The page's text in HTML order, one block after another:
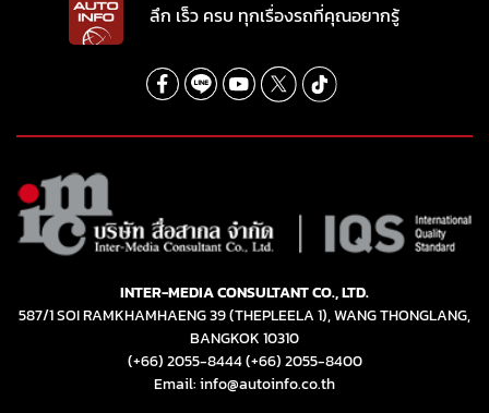
ลึก เร็ว ครบ ทุกเรื่องรถที่คุณอยากรู้
INTER-MEDIA CONSULTANT CO., LTD.
587/1 SOI RAMKHAMHAENG 39 (THEPLEELA 1), WANG THONGLANG,
BANGKOK 10310
(+66) 2055-8444(+66) 2055-8400
Email: info@autoinfo.co.th